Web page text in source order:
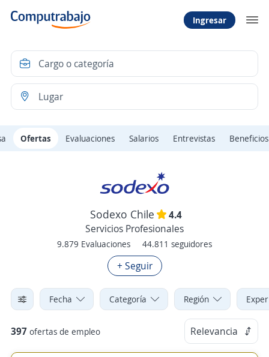
Ingresar
Ofertas Evaluaciones Salarios Entrevistas Beneficios
Sodexo Chile
4.4
Servicios Profesionales
9.879 Evaluaciones 44.811 seguidores
+ Seguir
Fecha Categoría Región
397 ofertas de empleo Relevancia